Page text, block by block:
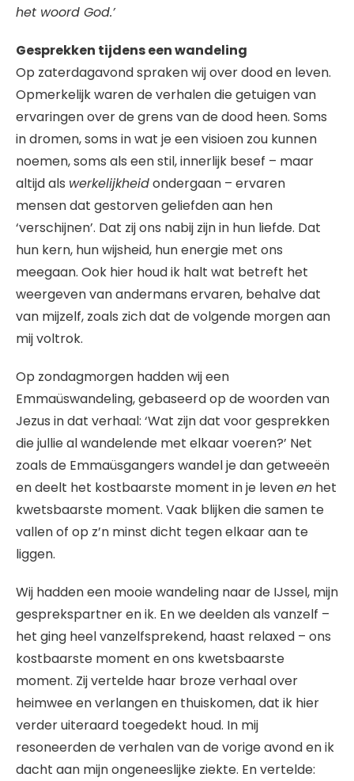
het woord God.’
Gesprekken tijdens een wandeling
Op zaterdagavond spraken wij over dood en leven.
Opmerkelijk waren de verhalen die getuigen van
ervaringen over de grens van de dood heen. Soms
in dromen, soms in wat je een visioen zou kunnen
noemen, soms als een stil, innerlijk besef – maar
altijd als werkelijkheidondergaan – ervaren
mensen dat gestorven geliefden aan hen
‘verschijnen’. Dat zij ons nabij zijn in hun liefde. Dat
hun kern, hun wijsheid, hun energie met ons
meegaan. Ook hier houd ik halt wat betreft het
weergeven van andermans ervaren, behalve dat
van mijzelf, zoals zich dat de volgende morgen aan
mij voltrok.
Op zondagmorgen hadden wij een
Emmaüswandeling, gebaseerd op de woorden van
Jezus in dat verhaal: ‘Wat zijn dat voor gesprekken
die jullie al wandelende met elkaar voeren?’ Net
zoals de Emmaüsgangers wandel je dan getweeën
en deelt het kostbaarste moment in je levenen het
kwetsbaarste moment. Vaak blijken die samen te
vallen of op z’n minst dicht tegen elkaar aan te
liggen.
Wij hadden een mooie wandeling naar de IJssel, mijn
gesprekspartner en ik. En we deelden als vanzelf –
het ging heel vanzelfsprekend, haast relaxed – ons
kostbaarste moment en ons kwetsbaarste
moment. Zij vertelde haar broze verhaal over
heimwee en verlangen en thuiskomen, dat ik hier
verder uiteraard toegedekt houd. In mij
resoneerden de verhalen van de vorige avond en ik
dacht aan mijn ongeneeslijke ziekte. En vertelde: